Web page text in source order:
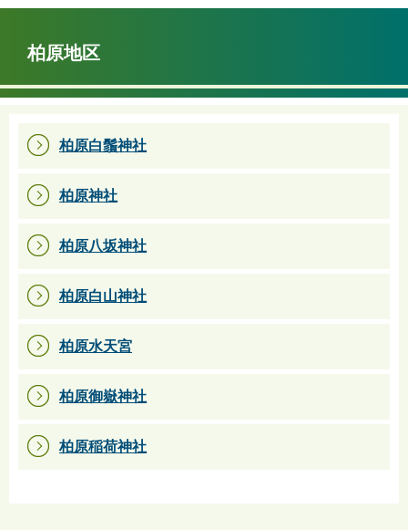
か
柏原地区
柏原白鬚神社
柏原神社
柏原八坂神社
柏原白山神社
柏原水天宮
柏原御嶽神社
柏原稲荷神社